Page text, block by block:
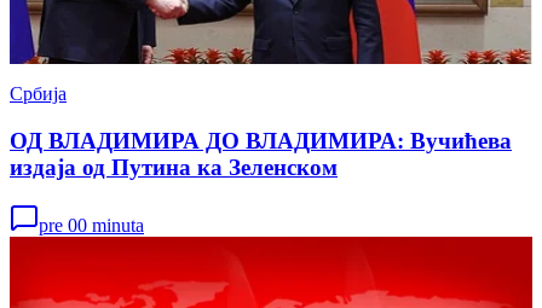
Србија
ОД ВЛАДИМИРА ДО ВЛАДИМИРА: Вучићева
издаја од Путина ка Зеленском
pre 00 minuta